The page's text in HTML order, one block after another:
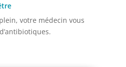
votre médecin vous